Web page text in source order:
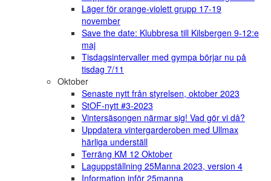
Läger för orange-violett grupp 17-19
november
Save the date: Klubbresa till Kilsbergen 9-12:e
maj
Tisdagsintervaller med gympa börjar nu på
tisdag 7/11
Oktober
Senaste nytt från styrelsen, oktober 2023
StOF-nytt #3-2023
Vintersäsongen närmar sig! Vad gör vi då?
Uppdatera vintergarderoben med Ullmax
härliga underställ
Terräng KM 12 Oktober
Laguppställning 25Manna 2023, version 4
Information inför 25manna